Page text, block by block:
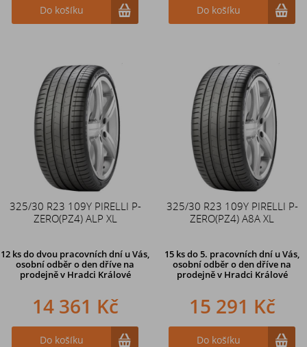
Do košíku Do košíku
325/30 R23 109Y PIRELLI P-
ZERO(PZ4) ALP XL
12 ksdo dvou pracovních dní u Vás,
osobní odběr o den dříve na
prodejně v Hradci Králové
14 361 Kč
Do košíku
325/30 R23 109Y PIRELLI P-
ZERO(PZ4) A8A XL
15 ksdo 5. pracovních dní u Vás,
osobní odběr o den dříve na
prodejněv Hradci Králové
15 291 Kč
Do košíku